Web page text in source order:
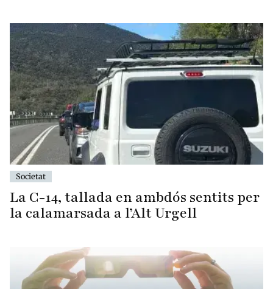
Societat
La C-14, tallada en ambdós sentits per
la calamarsada a l’Alt Urgell